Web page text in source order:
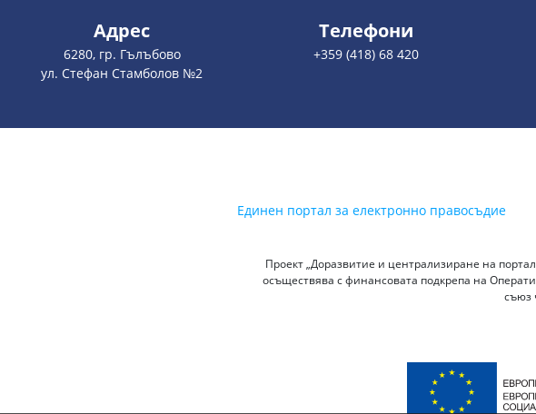
Адрес
6280, гр. Гълъбово
ул. Стефан Стамболов №2
Телефони
+359 (418) 68 420
Единен портал за електронно правосъдие
Проект „Доразвитие и централизиране на
осъществява с финансовата подкрепа на
съюз